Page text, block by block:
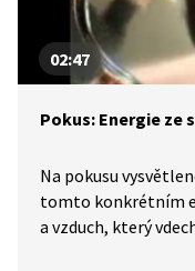
02:47
Pokus: Energie ze
Na pokusu
tomto konkrétním
a vzduch, který